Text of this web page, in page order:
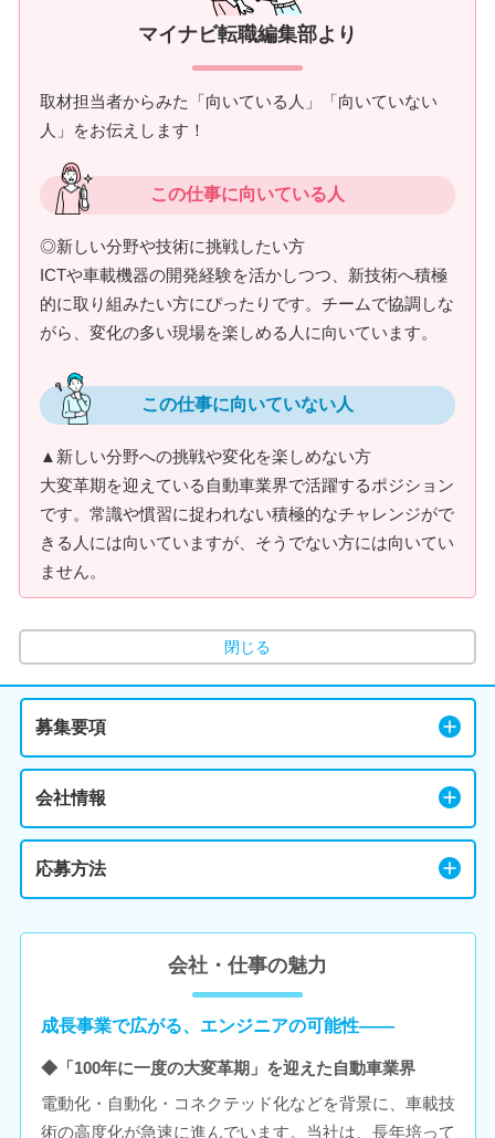
マイナビ転職編集部より
取材担当者からみた「向いている人」「向いていない
人」をお伝えします！
この仕事に向いている人
◎新しい分野や技術に挑戦したい方
ICTや車載機器の開発経験を活かしつつ、新技術へ積極
的に取り組みたい方にぴったりです。チームで協調しな
がら、変化の多い現場を楽しめる人に向いています。
この仕事に向いていない人
▲新しい分野への挑戦や変化を楽しめない方
大変革期を迎えている自動車業界で活躍するポジション
です。常識や慣習に捉われない積極的なチャレンジがで
きる人には向いていますが、そうでない方には向いてい
ません。
閉じる
募集要項
会社情報
応募方法
会社・仕事の魅力
成長事業で広がる、エンジニアの可能性――
◆「100年に一度の大変革期」を迎えた自動車業界
電動化・自動化・コネクテッド化などを背景に、車載技
術の高度化が急速に進んでいます。当社は、長年培って